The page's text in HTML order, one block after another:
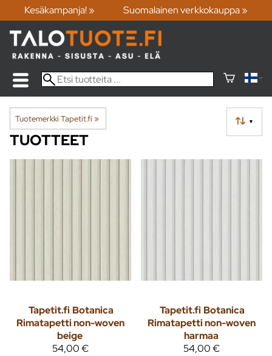
Kesäkampanja! » Suomalainen verkkokauppa »
Tuotemerkki Tapetit.fi ‪» ▼
TUOTTEET
Tapetit.fi Botanica
Rimatapetti non-woven
beige
54,00 €
Tapetit.fi Botanica
Rimatapetti non-woven
harmaa
54,00 €